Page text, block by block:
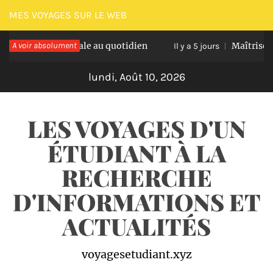
Passer
au
contenu
MES VOYAGES SUR LE WEB
A voir absolument
optimale au quotidien Il y a 5 jours Maîtriser les
lundi, Août 10, 2026
LES VOYAGES D'UN
ÉTUDIANT À LA
RECHERCHE
D'INFORMATIONS ET
ACTUALITÉS
voyagesetudiant.xyz